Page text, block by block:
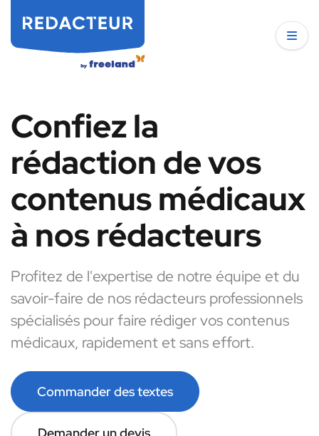
Confiez la
rédaction de vos
contenus médicaux
à nos rédacteurs
Profitez de l'expertise de notre équipe et du
savoir-faire de nos rédacteurs professionnels
spécialisés pour faire rédiger vos contenus
médicaux, rapidement et sans effort.
Commander des textes